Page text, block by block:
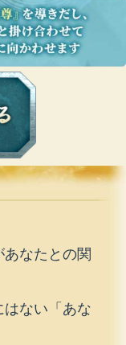
なたとの関
ない「あな